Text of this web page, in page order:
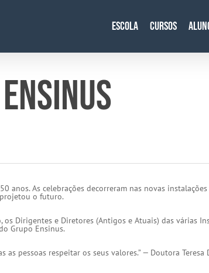
Escola Cursos
anos. As celebrações decorreram nas novas
o futuro.
Dirigentes e Diretores (Antigos e Atuais) das várias
Grupo Ensinus.
pessoas respeitar os seus valores.” — Doutora